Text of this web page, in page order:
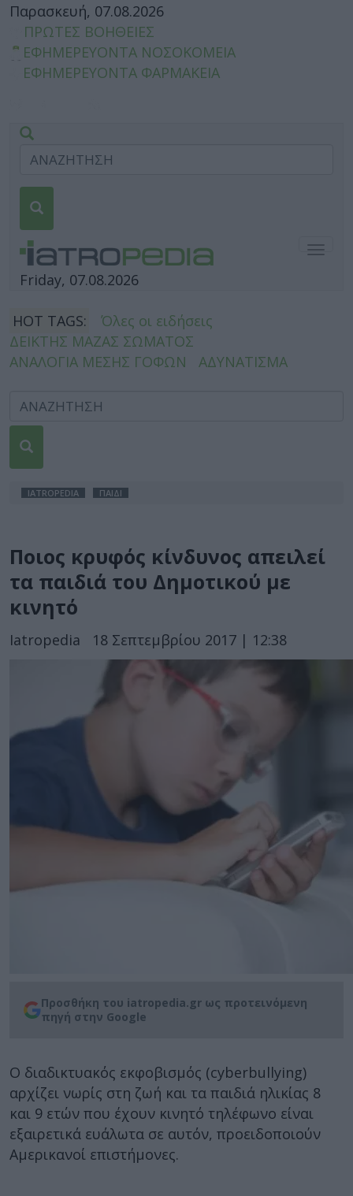
Παρασκευή, 07.08.2026
ΠΡΩΤΕΣ ΒΟΗΘΕΙΕΣ
ΕΦΗΜΕΡΕΥΟΝΤΑ ΝΟΣΟΚΟΜΕΙΑ
ΕΦΗΜΕΡΕΥΟΝΤΑ ΦΑΡΜΑΚΕΙΑ
Friday, 07.08.2026
HOT TAGS:
Όλες οι ειδήσεις
ΔΕΙΚΤΗΣ ΜΑΖΑΣ ΣΩΜΑΤΟΣ
ΑΝΑΛΟΓΙΑ ΜΕΣΗΣ ΓΟΦΩΝ
ΑΔΥΝΑΤΙΣΜΑ
IATROPEDIA ΠΑΙΔΙ
Ποιος κρυφός κίνδυνος απειλεί
τα παιδιά του Δημοτικού με
κινητό
Iatropedia 18 Σεπτεμβρίου 2017 | 12:38
Προσθήκη του iatropedia.gr ως προτεινόμενη
πηγή στην Google
Ο διαδικτυακός εκφοβισμός (cyberbullying)
αρχίζει νωρίς στη ζωή και τα παιδιά ηλικίας 8
και 9 ετών που έχουν κινητό τηλέφωνο είναι
εξαιρετικά ευάλωτα σε αυτόν, προειδοποιούν
Αμερικανοί επιστήμονες.